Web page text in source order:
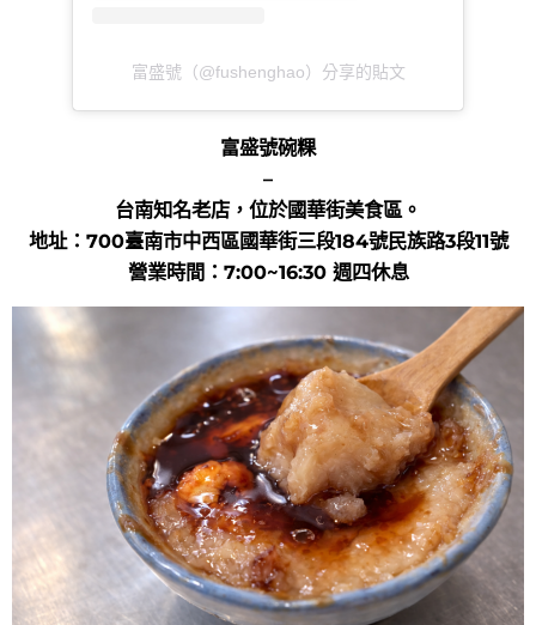
富盛號（@fushenghao）分享的貼文
富盛號碗粿
–
台南知名老店，位於國華街美食區。
地址：700臺南市中西區國華街三段184號民族路3段11號
營業時間：7:00~16:30 週四休息